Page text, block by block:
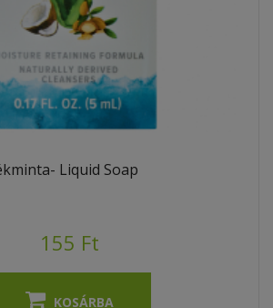
Liquid Soap
155 Ft
KOSÁRBA